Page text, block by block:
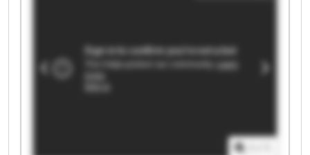
Padraig Shine Consultancy Padraig Shine
Consultancy Padraig Shine Consultancy Padraig
Shine Consultancy Padraig Shine Consultancy